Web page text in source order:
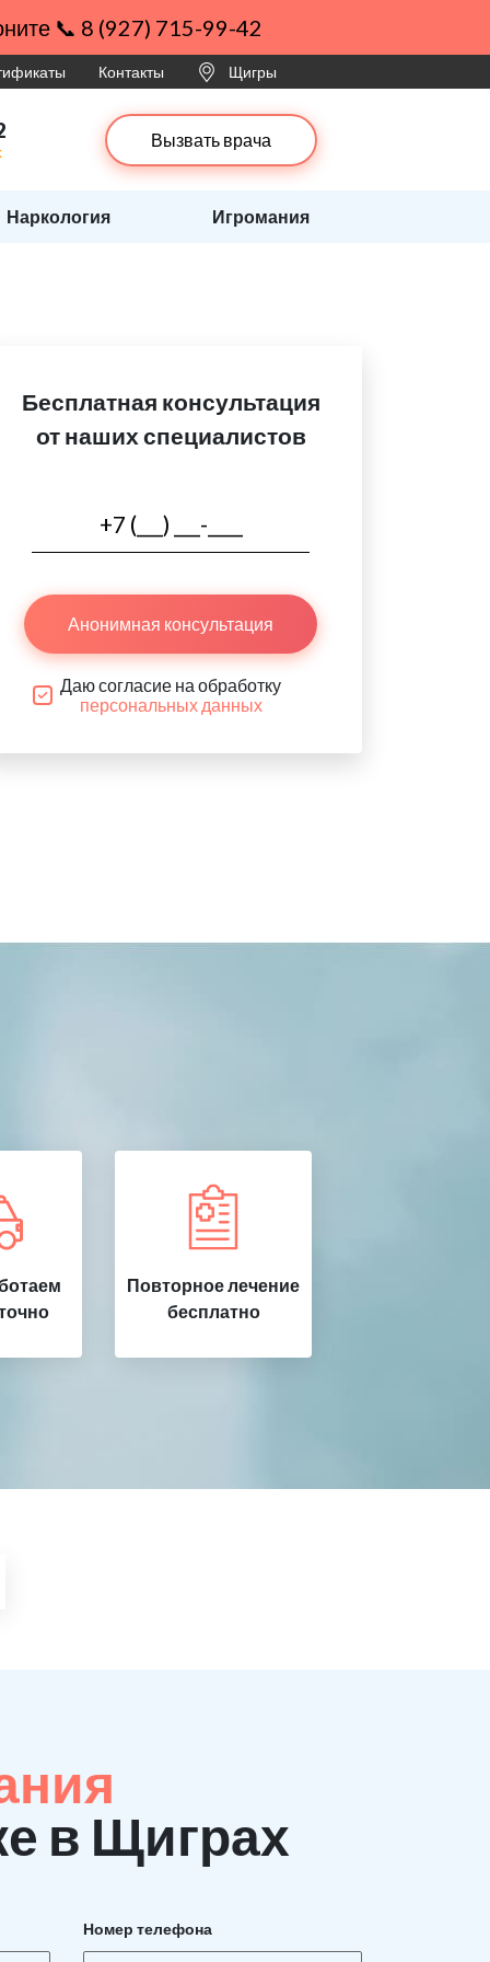
📞 8 (927) 715-99-42
Контакты Щигры
Вызвать врача
Наркология Игромания
Бесплатная консультация
от наших специалистов
Анонимная консультация
Даю согласие на обработку
персональных данных
Повторное лечение
бесплатно
в Щиграх
Номер телефона